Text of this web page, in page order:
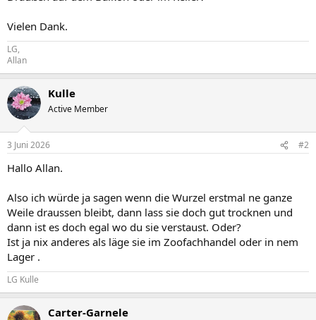
Vielen Dank.
LG,
Allan
Kulle
Active Member
3 Juni 2026 #2
Hallo Allan.
Also ich würde ja sagen wenn die Wurzel erstmal ne ganze
Weile draussen bleibt, dann lass sie doch gut trocknen und
dann ist es doch egal wo du sie verstaust. Oder?
Ist ja nix anderes als läge sie im Zoofachhandel oder in nem
Lager .
LG Kulle
Carter-Garnele